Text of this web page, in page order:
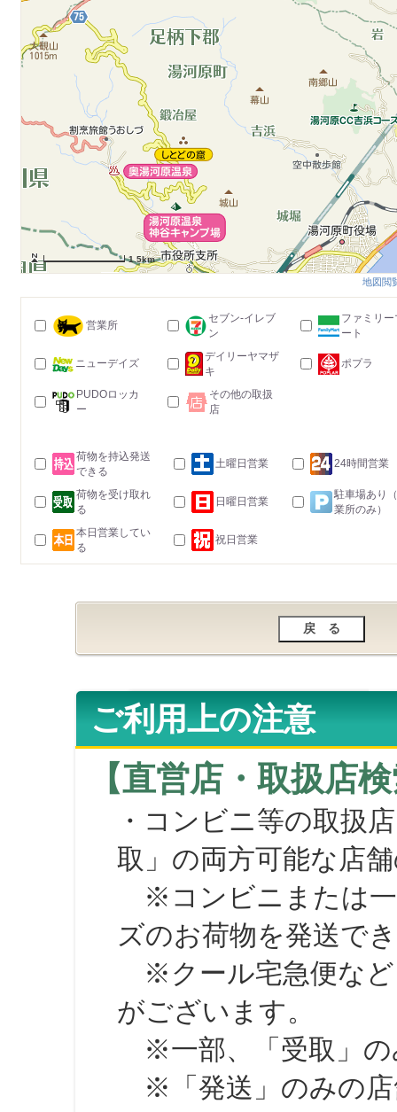
1.5km
地図閲
営業所
セブン-イレブ
ン
ファミリー
ート
ニューデイズ
デイリーヤマザ
キ
ポプラ
PUDOロッカ
ー
その他の取扱
店
荷物を持込発送
できる
土曜日営業 24時間営業
荷物を受け取れ
る
日曜日営業
駐車場あり
業所のみ）
本日営業してい
る
祝日営業
ご利用上の注意
【直営店・取扱店
・コンビニ等の取扱
取」の両方可能な店
※コンビニまたは一
ズのお荷物を発送で
※クール宅急便など
がございます。
※一部、「受取」の
※「発送」のみの店